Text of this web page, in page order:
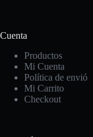
Cuenta
Productos
Mi Cuenta
Política de envió
Mi Carrito
Checkout